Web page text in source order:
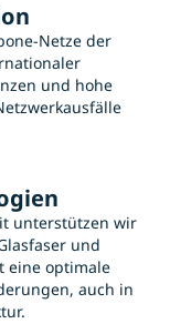
Netze der
und hohe
unterstützen wir
und
eine optimale
auch in